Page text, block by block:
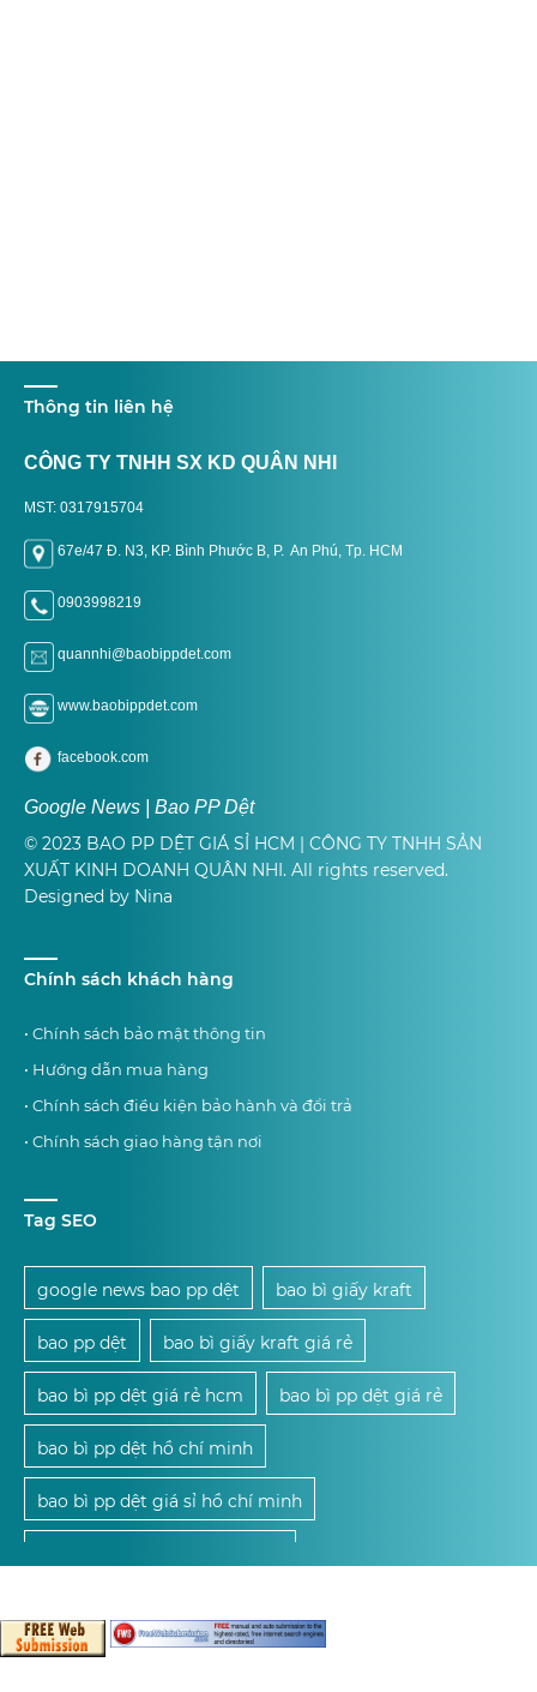
Thông tin liên hệ
CÔNG TY TNHH SX KD QUÂN NHI
MST: 0317915704
67e/47 Đ. N3, KP. Bình Phước B, P. An Phú, Tp. HCM
0903998219
quannhi@baobippdet.com
www.baobippdet.com
facebook.com
Google News | Bao PP Dệt
© 2023 BAO PP DỆT GIÁ SỈ HCM | CÔNG TY TNHH SẢN
XUẤT KINH DOANH QUÂN NHI. All rights reserved.
Designed by Nina
Chính sách khách hàng
• Chính sách bảo mật thông tin
• Hướng dẫn mua hàng
• Chính sách điều kiện bảo hành và đổi trả
• Chính sách giao hàng tận nơi
Tag SEO
google news bao pp dệt bao bì giấy kraft
bao pp dệt bao bì giấy kraft giá rẻ
bao bì pp dệt giá rẻ hcm bao bì pp dệt giá rẻ
bao bì pp dệt hồ chí minh
bao bì pp dệt giá sỉ hồ chí minh
cung cấp bao bì pp dệt giá sỉ hcm